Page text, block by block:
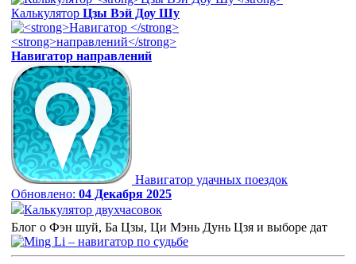
Калькулятор Цзы Вэй Доу Шу
Навигатор направлений
Навигатор удачных поездок
Обновлено: 04 Декабря 2025
Калькулятор двухчасовок
Блог о Фэн шуй, Ба Цзы, Ци Мэнь Дунь Цзя и выборе дат